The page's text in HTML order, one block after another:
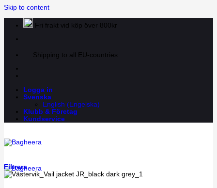
Skip to content
Fri frakt vid köp över 800kr
Shipping to all EU-countries
Logga in
Svenska
English (Engelska)
Klubb & Företag
Kundservice
Filtrera